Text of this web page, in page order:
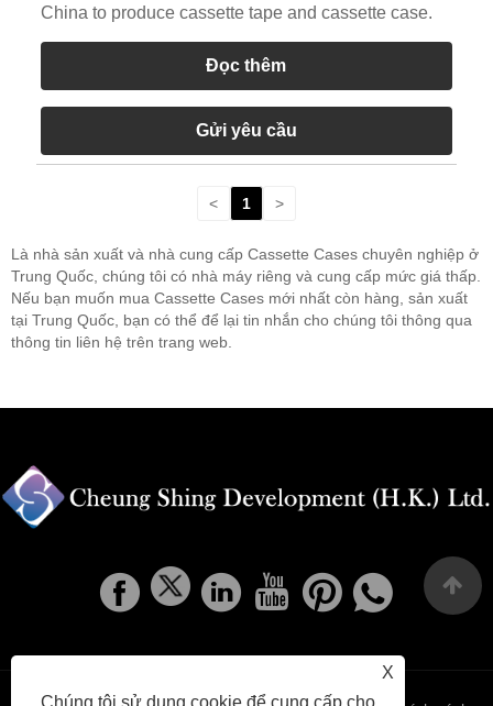
China to produce cassette tape and cassette case.
Đọc thêm
Gửi yêu cầu
< 1 >
Là nhà sản xuất và nhà cung cấp Cassette Cases chuyên nghiệp ở
Trung Quốc, chúng tôi có nhà máy riêng và cung cấp mức giá thấp.
Nếu bạn muốn mua Cassette Cases mới nhất còn hàng, sản xuất
tại Trung Quốc, bạn có thể để lại tin nhắn cho chúng tôi thông qua
thông tin liên hệ trên trang web.
X
Chúng tôi sử dụng cookie để cung cấp cho